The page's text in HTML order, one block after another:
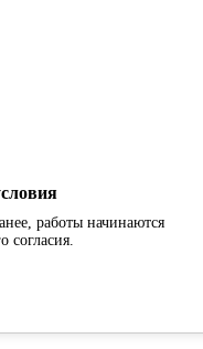
работы начинаются
согласия.